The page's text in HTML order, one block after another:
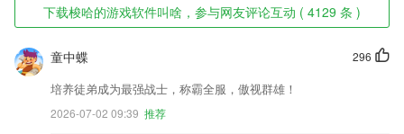
下载梭哈的游戏软件叫啥，参与网友评论互动 ( 4129 条 )
296
童中蝶
培养徒弟成为最强战士，称霸全服，傲视群雄！
2026-07-02 09:39 推荐